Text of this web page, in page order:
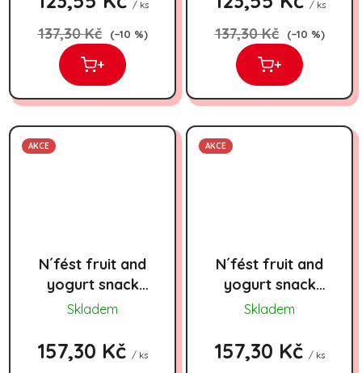
/ ks
137,30 Kč (–10 %)
+
/ ks
137,30 Kč (–10 %)
+
AKCE
N´fést fruit and
yogurt snack
mango 140g
Skladem
157,30 Kč / ks
AKCE
N´fést fruit and
yogurt snack
strawberry
Skladem
157,30 Kč / ks